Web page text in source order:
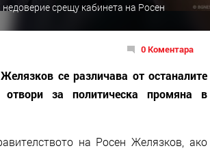
срещу кабинета на Росен
0 Коментара
се различава от останалите
за политическа промяна в
на Росен Желязков, ако